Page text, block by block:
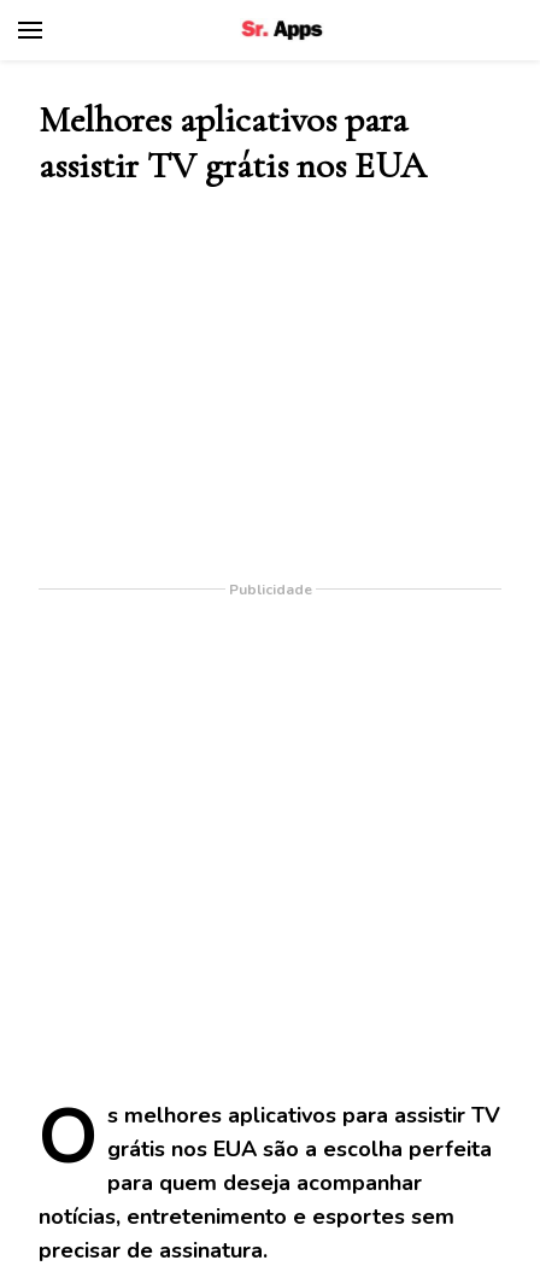
Melhores aplicativos para
assistir TV grátis nos EUA
Publicidade
O s melhores aplicativos para assistir TV
grátis nos EUA são a escolha perfeita
para quem deseja acompanhar
notícias, entretenimento e esportes sem
precisar de assinatura.